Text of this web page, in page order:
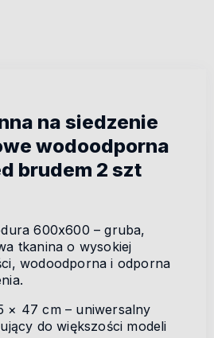
na siedzenie
wodoodporna
brudem 2 szt
600x600 – gruba,
tkanina o wysokiej
wodoodporna i odporna
× 47 cm – uniwersalny
do większości modeli